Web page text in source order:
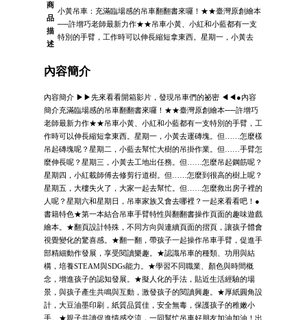
商
品
描
述
小黃吊車：充滿臨場感的吊車翻翻書來囉！★★臺灣原創繪本
──許增巧老師最新力作★★吊車小黃、小紅和小藍都有一支
特別的手臂，工作時可以伸長縮短拿東西。星期一，小黃去
內容簡介
內容簡介 ▶▶先來看看開箱影片，發現吊車們的祕密 ◀◀●內容
簡介充滿臨場感的吊車翻翻書來囉！★★臺灣原創繪本──許增巧
老師最新力作★★吊車小黃、小紅和小藍都有一支特別的手臂，工
作時可以伸長縮短拿東西。星期一，小黃去運磚塊。但……怎麼樣
吊起磚塊呢？星期二，小藍去幫忙大樹的吊掛作業。但……手臂怎
麼伸長呢？星期三，小黃去工地出任務。但……怎麼吊起鋼筋呢？
星期四，小紅載師傅去修剪行道樹。但……怎麼到很高的樹上呢？
星期五，大樓失火了，大家一起去幫忙。但……怎麼救出房子裡的
人呢？星期六和星期日，吊車家族又會去哪裡？一起來看看吧！●
書籍特色★第一本結合吊車手臂特性與翻翻書操作頁面的趣味遊戲
繪本。★翻頁設計特殊，不同方向與連續頁面的摺頁，讓孩子體會
視覺變化的驚喜感。★翻一翻，帶孩子一起操作吊車手臂，促進手
部精細動作發展，享受閱讀樂趣。★認識吊車的種類、功用與結
構，培養STEAM與SDGs能力。★學習不同職業、顏色與時間概
念，增進孩子的認知發展。★擬人化的手法，貼近生活經驗的場
景，與孩子產生共鳴與互動，激發孩子的閱讀興趣。★厚紙圓角設
計，大豆油墨印刷，紙質品質佳，安全無毒，保護孩子的稚嫩小
手。★親子共讀促進情感交流，一同幫忙吊車好朋友加油加油！出